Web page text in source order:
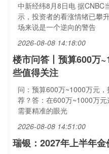
中新经纬8月8日电 据CNBC
示，投资者的看涨情绪已攀
场来说是一个逆向的警告
2026-08-08 14:18:00
楼市问答丨预算600万
些值得关注
问：预算600万~1000万元
荐？答：在600万~1000万
需要精准的眼光
2026-08-08 14:51:00
瑞银：2027年上半年